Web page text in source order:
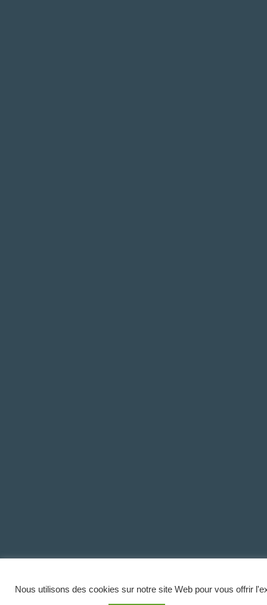
Nous utilisons des cookies sur notre site Web pour vous offrir